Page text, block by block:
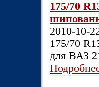
175/70
2010-10-
175/70
для ВАЗ